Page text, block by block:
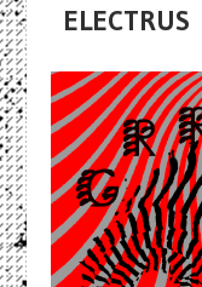
ELECTRUS